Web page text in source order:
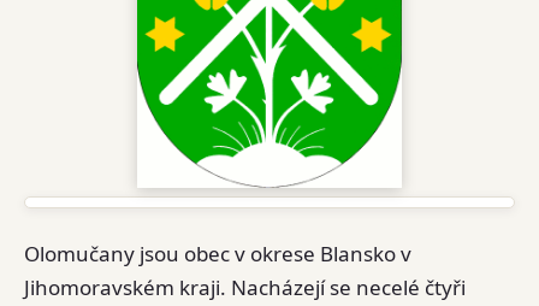
Olomučany jsou obec v okrese Blansko v
Jihomoravském kraji. Nacházejí se necelé čtyři